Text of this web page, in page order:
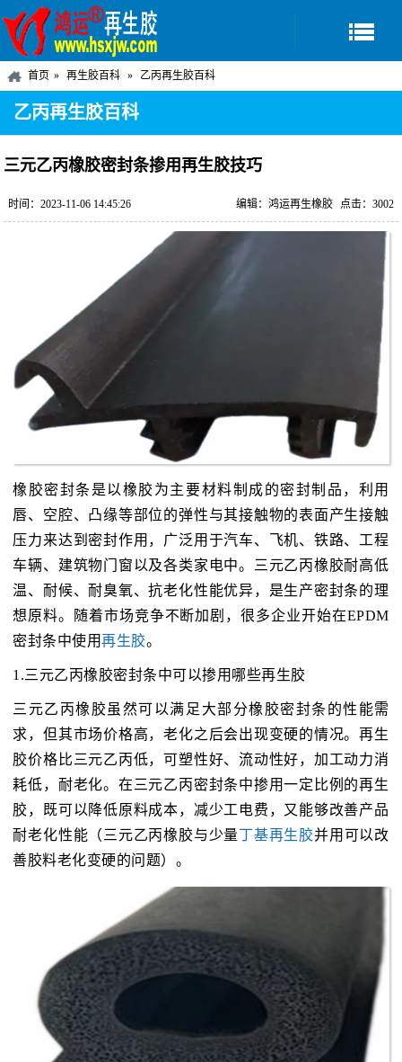
首页 再生胶百科 乙丙再生胶百科
乙丙再生胶百科
三元乙丙橡胶密封条掺用再生胶技巧
时间：2023-11-06 14:45:26 点击：3002
编辑：鸿运再生橡胶
橡胶密封条是以橡胶为主要材料制成的密封制品，利用
唇、空腔、凸缘等部位的弹性与其接触物的表面产生接触
压力来达到密封作用，广泛用于汽车、飞机、铁路、工程
车辆、建筑物门窗以及各类家电中。三元乙丙橡胶耐高低
温、耐候、耐臭氧、抗老化性能优异，是生产密封条的理
想原料。随着市场竞争不断加剧，很多企业开始在EPDM
密封条中使用再生胶。
1.三元乙丙橡胶密封条中可以掺用哪些再生胶
三元乙丙橡胶虽然可以满足大部分橡胶密封条的性能需
求，但其市场价格高，老化之后会出现变硬的情况。再生
胶价格比三元乙丙低，可塑性好、流动性好，加工动力消
耗低，耐老化。在三元乙丙密封条中掺用一定比例的再生
胶，既可以降低原料成本，减少工电费，又能够改善产品
耐老化性能（三元乙丙橡胶与少量丁基再生胶并用可以改
善胶料老化变硬的问题）。